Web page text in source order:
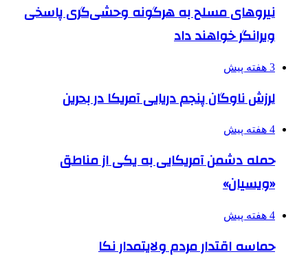
نیروهای مسلح به هرگونه وحشی‌گری پاسخی
ویرانگر خواهند داد
3 هفته پیش
لرزش ناوگان پنجم دریایی آمریکا در بحرین
4 هفته پیش
حمله دشمن آمریکایی به یکی از مناطق
«ویسیان»
4 هفته پیش
حماسه اقتدار مردم ولایتمدار نکا